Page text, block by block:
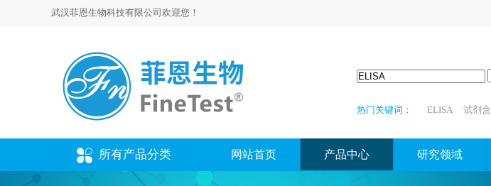
武汉菲恩生物科技有限公司欢迎您！
热门关键词： ELISA 试剂盒
所有产品分类 网站首页 产品中心 研究领域